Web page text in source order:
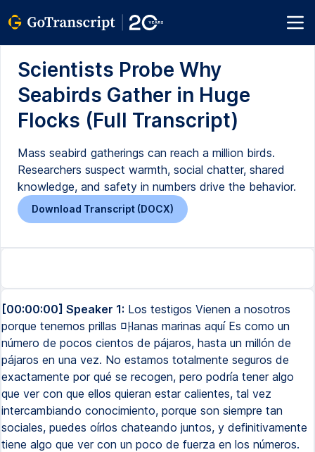
Scientists Probe Why
Seabirds Gather in Huge
Flocks (Full Transcript)
Mass seabird gatherings can reach a million birds.
Researchers suspect warmth, social chatter, shared
knowledge, and safety in numbers drive the behavior.
Download Transcript (DOCX)
[00:00:00] Speaker 1: Los testigos Vienen a nosotros
porque tenemos prillas 마lanas marinas aquí Es como un
número de pocos cientos de pájaros, hasta un millón de
pájaros en una vez. No estamos totalmente seguros de
exactamente por qué se recogen, pero podría tener algo
que ver con que ellos quieran estar calientes, tal vez
intercambiando conocimiento, porque son siempre tan
sociales, puedes oírlos chateando juntos, y definitivamente
tiene algo que ver con un poco de fuerza en los números.